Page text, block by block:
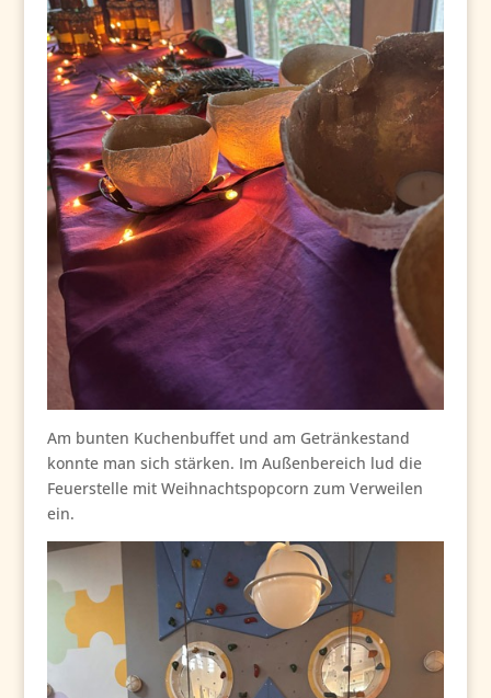
Am bunten Kuchenbuffet und am Getränkestand
konnte man sich stärken. Im Außenbereich lud die
Feuerstelle mit Weihnachtspopcorn zum Verweilen
ein.